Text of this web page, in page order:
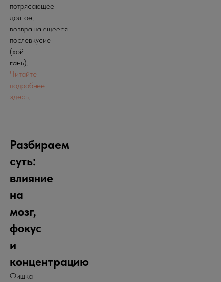
потрясающее
долгое,
возвращающееся
послевкусие
(хой
гань).
Читайте
подробнее
здесь.
Разбираем
суть:
влияние
на
мозг,
фокус
и
концентрацию
Фишка